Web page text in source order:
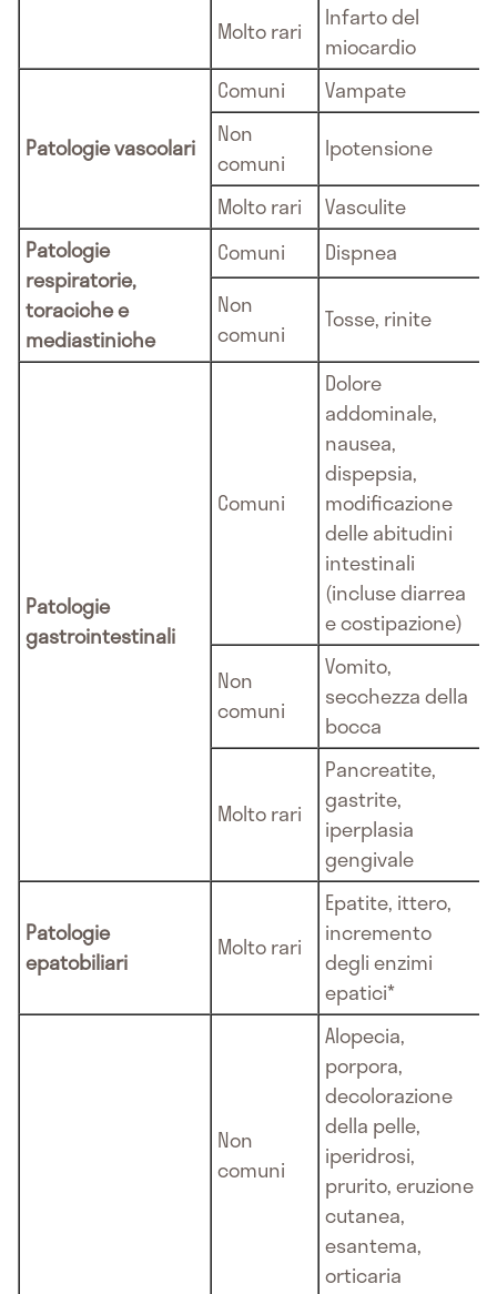
Molto rari
Infarto del
miocardio
Patologie vascolari
Comuni
Vampate
Non
comuni
Ipotensione
Molto rari
Vasculite
Patologie
respiratorie,
toraciche e
mediastiniche
Comuni
Dispnea
Non
comuni
Tosse, rinite
Patologie
gastrointestinali
Comuni
Dolore
addominale,
nausea,
dispepsia,
modificazione
delle abitudini
intestinali
(incluse diarrea
e costipazione)
Non
comuni
Vomito,
secchezza della
bocca
Molto rari
Pancreatite,
gastrite,
iperplasia
gengivale
Patologie
epatobiliari
Molto rari
Epatite, ittero,
incremento
degli enzimi
epatici*
Non
comuni
Alopecia,
porpora,
decolorazione
della pelle,
iperidrosi,
prurito, eruzione
cutanea,
esantema,
orticaria